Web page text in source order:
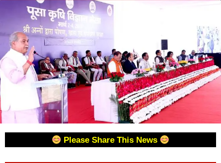
Please Share This News